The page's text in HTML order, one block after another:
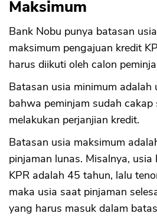
Maksimum
Bank Nobu punya batasan
maksimum pengajuan kredit
harus diikuti oleh calon
Batasan usia minimum adalah
bahwa peminjam sudah cakap
melakukan perjanjian kredit.
Batasan usia maksimum
pinjaman lunas. Misalnya, usia
KPR adalah 45 tahun, lalu
maka usia saat pinjaman
yang harus masuk dalam